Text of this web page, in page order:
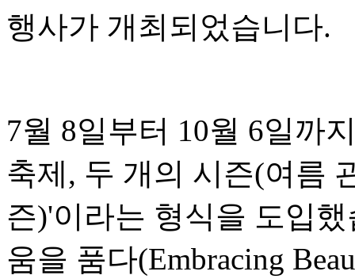
행사가 개최되었습니다.
7월 8일부터 10월 6일까
축제, 두 개의 시즌(여름
즌)'이라는 형식을 도입
움을 품다(Embracing